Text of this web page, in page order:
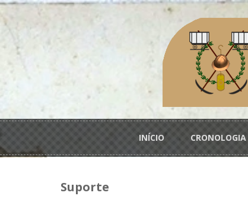
Passar para o conteúdo principal
Menu principal INÍCIO CRONOLOGIA
Suporte